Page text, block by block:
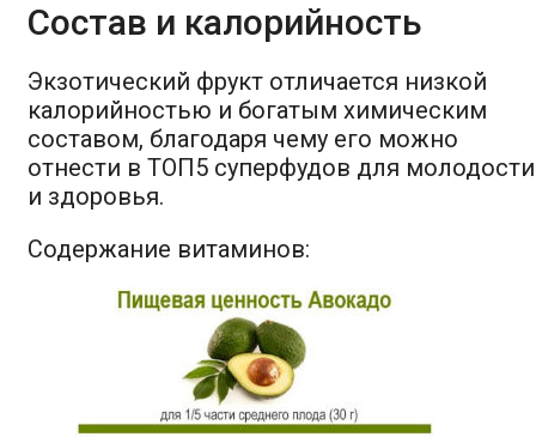
Состав и калорийность
Экзотический фрукт отличается низкой
калорийностью и богатым химическим
составом, благодаря чему его можно
отнести в ТОП5 суперфудов для молодости
и здоровья.
Содержание витаминов: